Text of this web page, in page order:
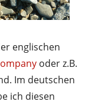
englischen
oder z.B.
Im deutschen
ich diesen